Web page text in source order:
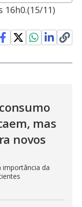
11)
mas
novos
importância da